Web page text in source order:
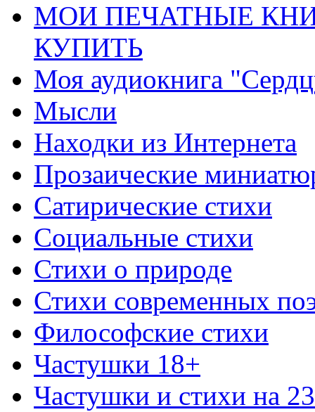
МОИ ПЕЧАТНЫЕ
КУПИТЬ
Моя аудиокнига
Мысли
Находки из Интернета
Прозаические
Сатирические стихи
Социальные стихи
Стихи о природе
Стихи современных
Философские стихи
Частушки 18+
Частушки и стихи на